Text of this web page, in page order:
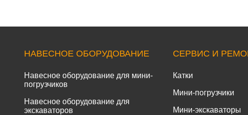
НАВЕСНОЕ ОБОРУДОВАНИЕ
Навесное оборудование для мини-
погрузчиков
Навесное оборудование для
экскаваторов
СЕРВИС И
Катки
Мини-погрузчики
Мини-экскаваторы